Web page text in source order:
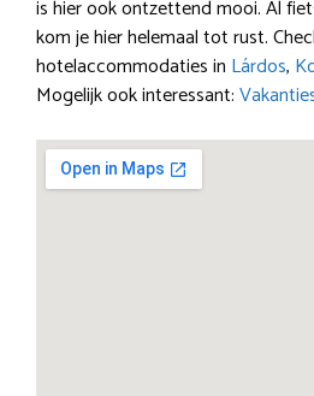
is hier ook ontzettend mooi. Al
kom je hier helemaal tot rust.
hotelaccommodaties in Lárdos,
Mogelijk ook interessant: